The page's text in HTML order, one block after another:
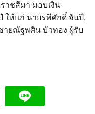
าชสีมา มอบเงิน
ให้แก่ นายรพีศักดิ์ จันปี,
ายณัฐพศิน บัวทอง ผู้รับ